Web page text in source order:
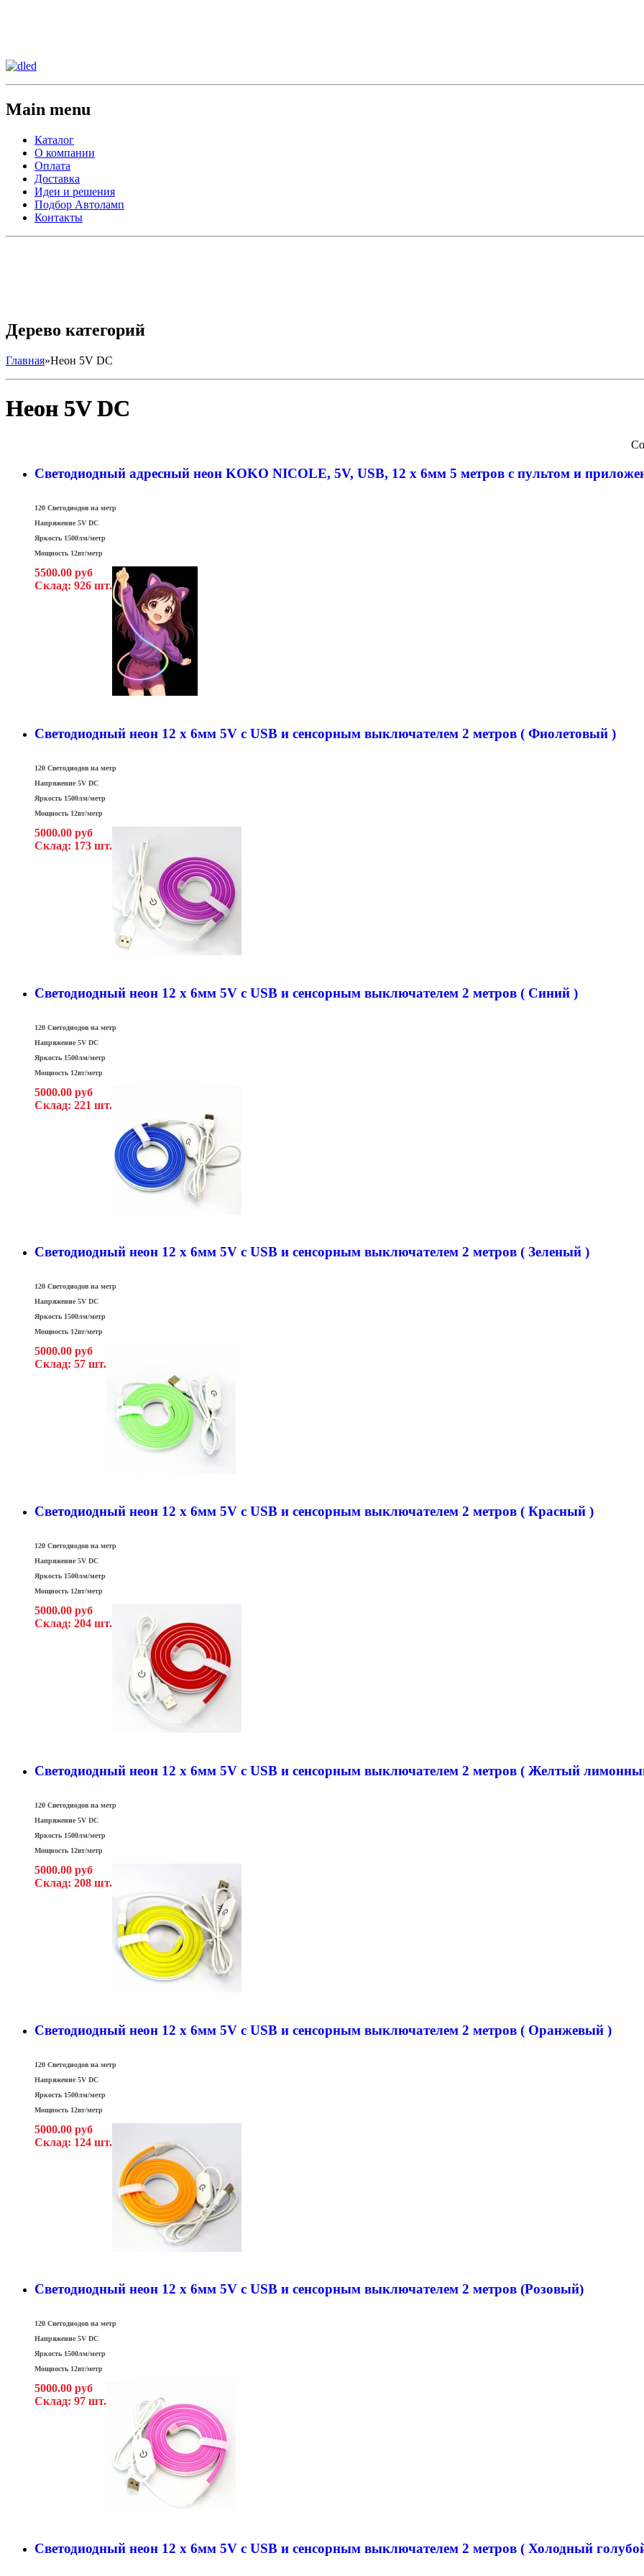
Main menu
Каталог
О компании
Оплата
Доставка
Идеи и решения
Подбор Автоламп
Контакты
Дерево категорий
Главная»Неон 5V DC
Неон 5V DC
Светодиодный адресный неон KOKO NICOLE, 5V, USB, 12 x 6мм 5 метров с пультом и
120 Светодиодов на метр
Напряжение 5V DC
Яркость 1500лм/метр
Мощность 12вт/метр
5500.00 руб
Склад: 926 шт.
Светодиодный неон 12 x 6мм 5V c USB и сенсорным выключателем 2 метров ( Фиолетовый )
120 Светодиодов на метр
Напряжение 5V DC
Яркость 1500лм/метр
Мощность 12вт/метр
5000.00 руб
Склад: 173 шт.
Светодиодный неон 12 x 6мм 5V c USB и сенсорным выключателем 2 метров ( Синий )
120 Светодиодов на метр
Напряжение 5V DC
Яркость 1500лм/метр
Мощность 12вт/метр
5000.00 руб
Склад: 221 шт.
Светодиодный неон 12 x 6мм 5V c USB и сенсорным выключателем 2 метров ( Зеленый )
120 Светодиодов на метр
Напряжение 5V DC
Яркость 1500лм/метр
Мощность 12вт/метр
5000.00 руб
Склад: 57 шт.
Светодиодный неон 12 x 6мм 5V c USB и сенсорным выключателем 2 метров ( Красный )
120 Светодиодов на метр
Напряжение 5V DC
Яркость 1500лм/метр
Мощность 12вт/метр
5000.00 руб
Склад: 204 шт.
Светодиодный неон 12 x 6мм 5V c USB и сенсорным выключателем 2 метров ( Желтый
120 Светодиодов на метр
Напряжение 5V DC
Яркость 1500лм/метр
Мощность 12вт/метр
5000.00 руб
Склад: 208 шт.
Светодиодный неон 12 x 6мм 5V c USB и сенсорным выключателем 2 метров ( Оранжевый )
120 Светодиодов на метр
Напряжение 5V DC
Яркость 1500лм/метр
Мощность 12вт/метр
5000.00 руб
Склад: 124 шт.
Светодиодный неон 12 x 6мм 5V c USB и сенсорным выключателем 2 метров (Розовый)
120 Светодиодов на метр
Напряжение 5V DC
Яркость 1500лм/метр
Мощность 12вт/метр
5000.00 руб
Склад: 97 шт.
Светодиодный неон 12 x 6мм 5V c USB и сенсорным выключателем 2 метров ( Холодный